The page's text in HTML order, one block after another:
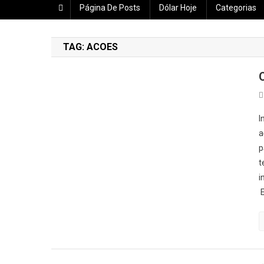
Página De Posts Dólar Hoje Categorias
TAG: ACOES